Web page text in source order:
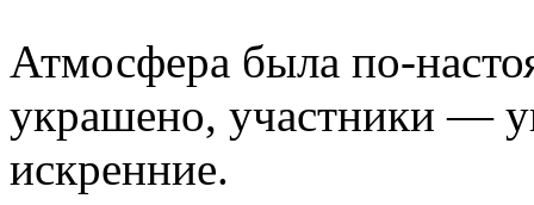
Атмосфера была по-
украшено, участники —
искренние.